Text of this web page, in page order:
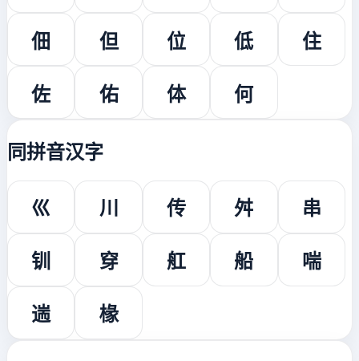
佃 但 位 低 住
佐 佑 体 何
同拼音汉字
巛 川 传 舛 串
钏 穿 舡 船 喘
遄 椽